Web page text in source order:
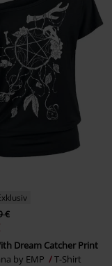
€
Dream Catcher Print
by EMP
T-Shirt